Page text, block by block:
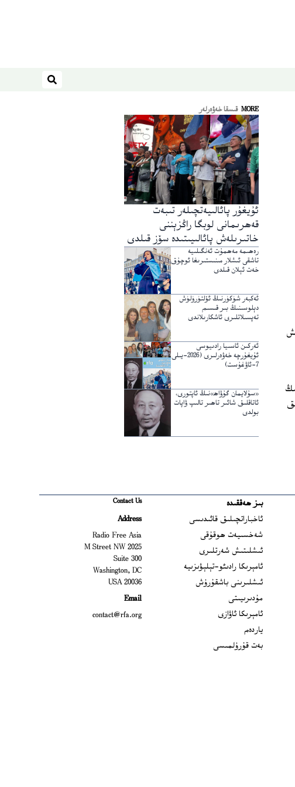
ئىزدەش
MORE قىسقا خەۋەرلەر
ئۇيغۇر پائالىيەتچىلەر تىبەت
قەھرىمانى لوبگا راڭزېننى
خاتىرىلەش پائالىيىتىدە سۆز قىلدى
رەھىمە مەھمۇت ئەنگىلىيە
تاشقى ئىشلار مىنىستىرىغا ئوچۇق
خەت ئېلان قىلدى
ئەكبەر شۈكۈرنىڭ ئۆلتۈرۈلۈش
دېلوسىنىڭ بىر قىسىم
تەپسىلاتلىرى ئاشكارىلاندى
ئەركىن ئاسىيا رادىيوسى
ئۇيغۇرچە خەۋەرلىرى (2026-يىلى
7-ئاۋغۇست)
«سۇلايمان گۇۋاھ»نىڭ ئاپتورى،
ئاتاقلىق شائىر تاھىر تالىپ ۋاپات
بولدى
Opens in new
Opens in new
Opens in new
Opens in new
بىز ھەققىدە
ئاخباراتچىلىق قائىدىسى
شەخسىيەت ھوقۇقى
ئىشلىتىش شەرتلىرى
ئامېرىكا رادىئو-تېلېۋىزىيە
ئىشلىرىنى باشقۇرۇش
مۇدىرىيىتى
ئامېرىكا ئاۋازى
ياردەم
بەت قۇرۇلمىسى
Contact Us
Address
Radio Free Asia
2025 M Street NW
Suite 300
Washington, DC
20036 USA
Email
contact@rfa.org